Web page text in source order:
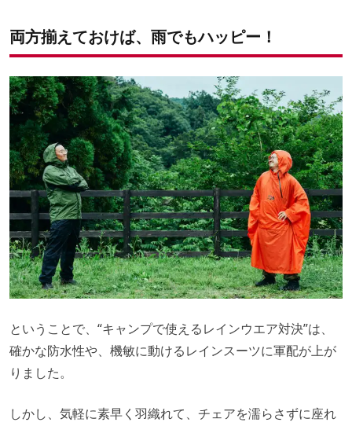
両方揃えておけば、雨でもハッピー！
ということで、“キャンプで使えるレインウエア対決”は、
確かな防水性や、機敏に動けるレインスーツに軍配が上が
りました。
しかし、気軽に素早く羽織れて、チェアを濡らさずに座れ